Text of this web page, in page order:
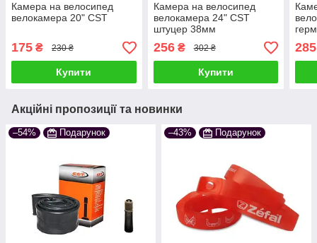
Камера на велосипед
велокамера 20" CST
175 ₴ 230 ₴
Купити
Камера на велосипед
велокамера 24" CST
штуцер 38мм
256₴ 302 ₴
Купити
285
Акційні пропозиції та новинки
–54% Подарунок –43% Подарунок